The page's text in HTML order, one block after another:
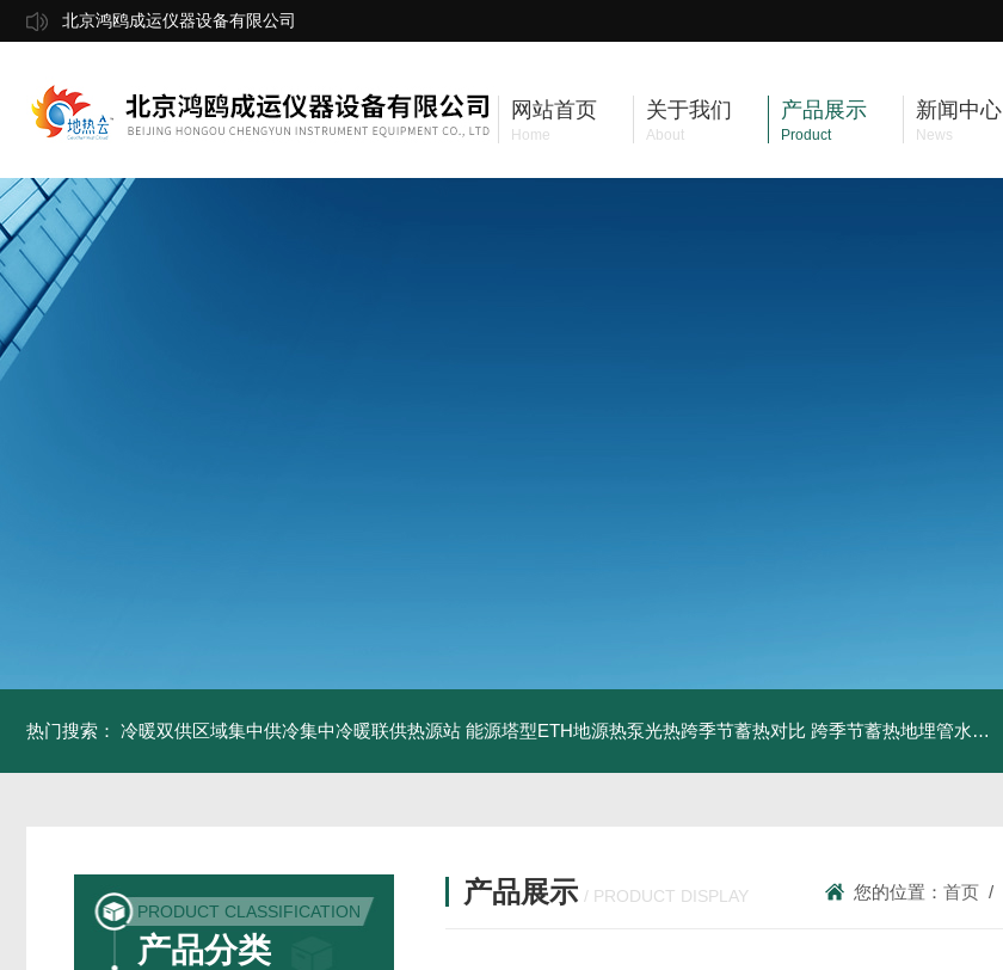
北京鸿鸥成运仪器设备有限公司
网站首页
Home
关于我们
About
产品展示
Product
新闻中心
News
热门搜索： 冷暖双供区域集中供冷集中冷暖联供热源站 能源塔型ETH地源热泵光热跨季节蓄热对比 跨季节蓄热地埋管水池湖面储热技术研究对比
PRODUCT CLASSIFICATION
产品分类
产品展示 / PRODUCT DISPLAY 您的位置：首页 /